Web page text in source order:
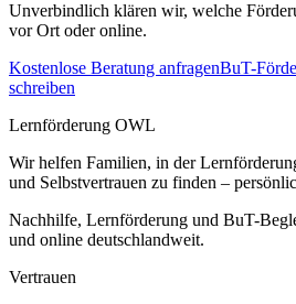
Unverbindlich klären wir, welche
vor Ort oder online.
Kostenlose Beratung anfragenBuT-
schreiben
Lernförderung OWL
Wir helfen Familien, in der
und Selbstvertrauen zu finden –
Nachhilfe, Lernförderung und BuT-
und online deutschlandweit.
Vertrauen